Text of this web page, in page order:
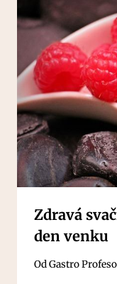
Zdravá
den venku
OdGastro